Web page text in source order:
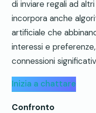
di inviare regali ad
incorpora anche
artificiale che
interessi e
connessioni
Inizia a chattare
Confronto